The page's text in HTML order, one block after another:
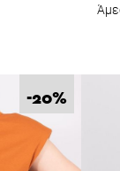
-20%